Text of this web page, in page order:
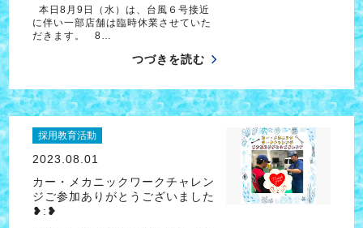
本日8月9日（水）は、台風６号接近
に伴い一部店舗は臨時休業させていた
だきます。 8…
つづきを読む
採用教育活動
2023.08.01
カー・メカニックワークチャレン
ジご参加ありがとうございました
❥︎:❥︎